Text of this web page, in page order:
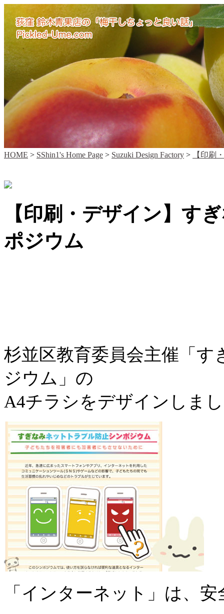
HOME > SShin1's Home Page > Suzuki Design Factory > 【印刷
【印刷・デザイン】す
ポジウム
杉並区教育委員会主催「
ジウム」の
A4チラシをデザインしま
「インターネット」は、